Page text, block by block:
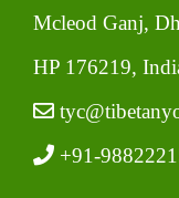
Mcleod Ganj,
HP 176219,
+91-